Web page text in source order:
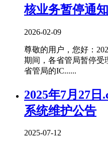
核业务暂停通知
2026-02-09
尊敬的用户，您好：
期间，各省管局暂停受
省管局的IC......
2025年7月27
系统维护公告
2025-07-12